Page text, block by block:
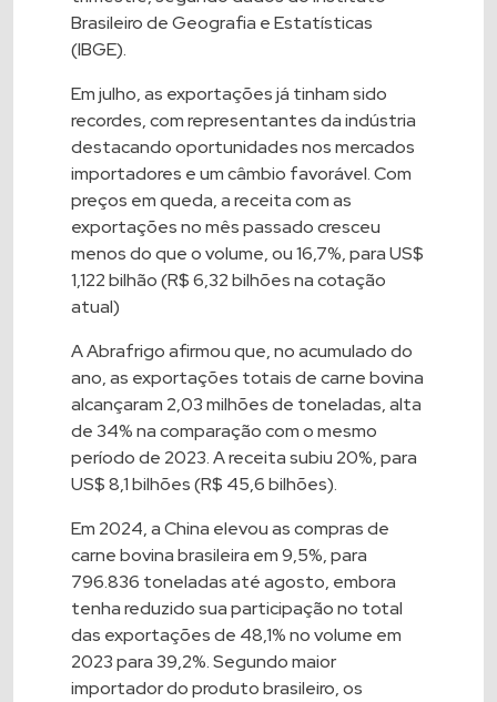
Brasileiro de Geografia e Estatísticas
(IBGE).
Em julho, as exportações já tinham sido
recordes, com representantes da indústria
destacando oportunidades nos mercados
importadores e um câmbio favorável. Com
preços em queda, a receita com as
exportações no mês passado cresceu
menos do que o volume, ou 16,7%, para US$
1,122 bilhão (R$ 6,32 bilhões na cotação
atual)
A Abrafrigo afirmou que, no acumulado do
ano, as exportações totais de carne bovina
alcançaram 2,03 milhões de toneladas, alta
de 34% na comparação com o mesmo
período de 2023. A receita subiu 20%, para
US$ 8,1 bilhões (R$ 45,6 bilhões).
Em 2024, a China elevou as compras de
carne bovina brasileira em 9,5%, para
796.836 toneladas até agosto, embora
tenha reduzido sua participação no total
das exportações de 48,1% no volume em
2023 para 39,2%. Segundo maior
importador do produto brasileiro, os